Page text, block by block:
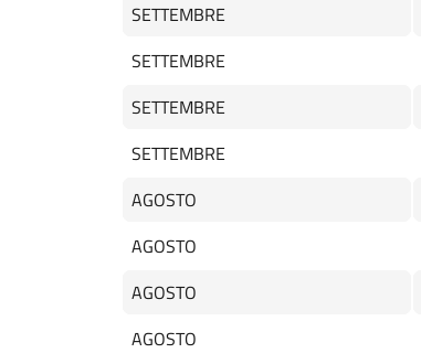
SETTEMBRE
SETTEMBRE
SETTEMBRE
SETTEMBRE
AGOSTO
AGOSTO
AGOSTO
AGOSTO